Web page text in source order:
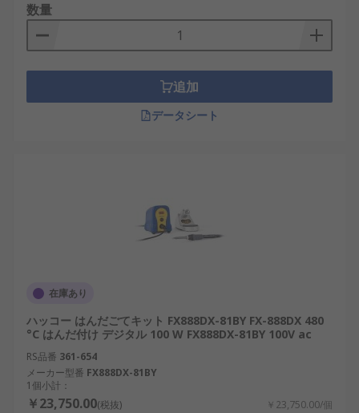
数量
追加
データシート
在庫あり
ハッコー はんだごてキット FX888DX-81BY FX-888DX 480
°C はんだ付け デジタル 100 W FX888DX-81BY 100V ac
RS品番 361-654
メーカー型番 FX888DX-81BY
1個小計：
￥23,750.00(税抜) ￥23,750.00/個